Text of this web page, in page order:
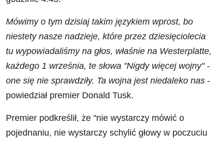
Mówimy o tym dzisiaj takim językiem wprost, bo
niestety nasze nadzieje, które przez dziesięciolecia
tu wypowiadaliśmy na głos, właśnie na Westerplatte,
każdego 1 września, te słowa "Nigdy więcej wojny" -
one się nie sprawdziły. Ta wojna jest niedaleko nas -
powiedział premier Donald Tusk.
Premier podkreślił, że "nie wystarczy mówić o
pojednaniu, nie wystarczy schylić głowy w poczuciu